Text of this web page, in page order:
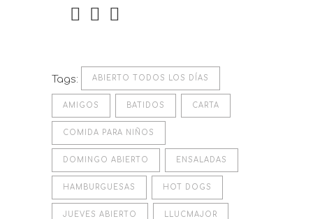
Tags: ABIERTO TODOS LOS DÍAS
AMIGOS BATIDOS CARTA
COMIDA PARA NIÑOS
DOMINGO ABIERTO ENSALADAS
HAMBURGUESAS HOT DOGS
JUEVES ABIERTO LLUCMAJOR